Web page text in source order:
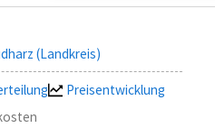
(Landkreis)
Preisentwicklung